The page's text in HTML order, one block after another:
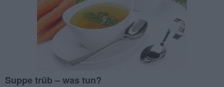
Suppe trüb – was tun?